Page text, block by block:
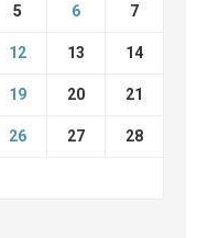
5 6 7
12 13 14
19 20 21
26 27 28